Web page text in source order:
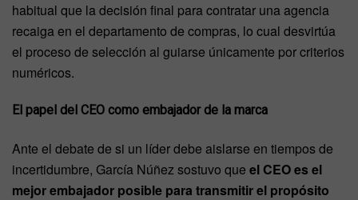
habitual que la decisión final para contratar una agencia
recaiga en el departamento de compras, lo cual desvirtúa
el proceso de selección al guiarse únicamente por criterios
numéricos.
El papel del CEO como embajador de la marca
Ante el debate de si un líder debe aislarse en tiempos de
incertidumbre, García Núñez sostuvo que el CEO es el
mejor embajador posible para transmitir el propósito